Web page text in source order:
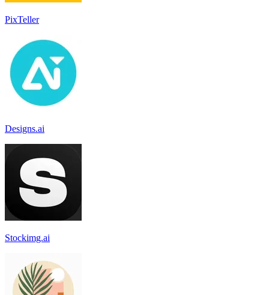
PixTeller
Designs.ai
Stockimg.ai